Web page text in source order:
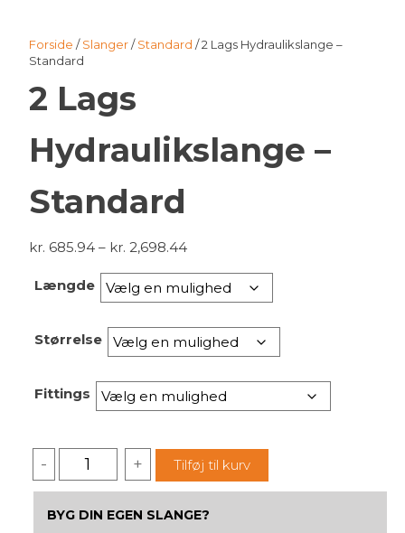
Forside /Slanger/Standard / 2 Lags Hydraulikslange –
Standard
2 Lags
Hydraulikslange –
Standard
kr. 685.94 – kr. 2,698.44Prisinterval:
til
Længde
Størrelse
Fittings
-
Lags
-
+ Tilføj til kurv
BYG DIN EGEN SLANGE?